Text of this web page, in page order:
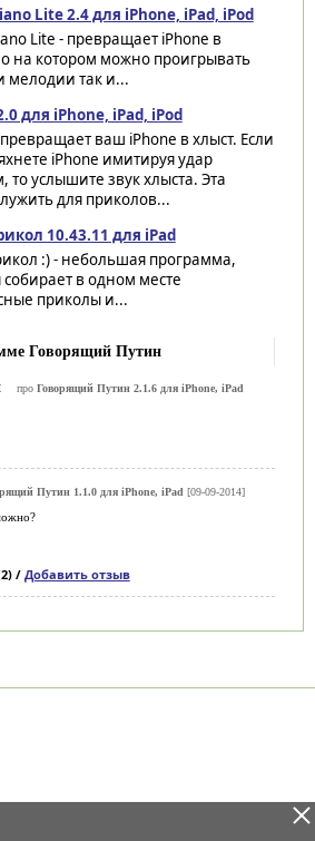
Lite 2.4 для iPhone, iPad, iPod
Lite - превращает iPhone в
на котором можно проигрывать
мелодии так и...
для iPhone, iPad, iPod
превращает ваш iPhone в хлыст. Если
iPhone имитируя удар
то услышите звук хлыста. Эта
для приколов...
10.43.11 для iPad
:) - небольшая программа,
собирает в одном месте
приколы и...
Говорящий Путин
про Говорящий Путин 2.1.6 для iPhone, iPad
Путин 1.1.0 для iPhone, iPad[09-09-2014]
/ Добавить отзыв